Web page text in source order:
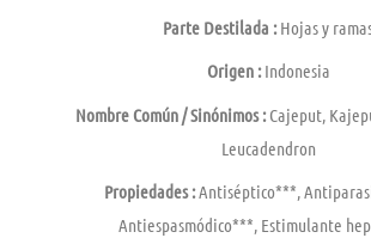
Parte Destilada :Hojas y
Origen :Indonesia
Nombre Común / Sinónimos :Cajeput,
Leucadendron
Propiedades :Antiséptico***,
Antiespasmódico***, Estimulante